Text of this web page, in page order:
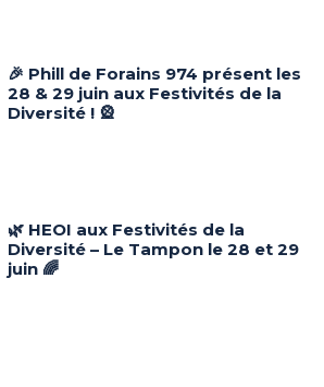
🎉 Phill de Forains 974 présent les
28 & 29 juin aux Festivités de la
Diversité ! 🎡
🌿 HEOI aux Festivités de la
Diversité – Le Tampon le 28 et 29
juin 🌈